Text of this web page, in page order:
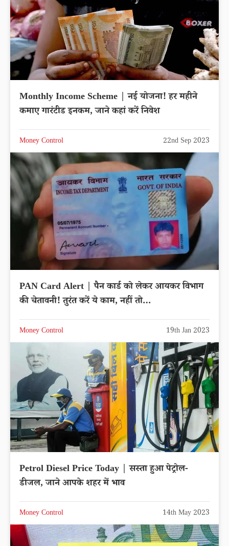
Monthly Income Scheme | नई योजना! हर महीने
कमाए गारंटीड इनकम, जाने कहां करें निवेश
Money Control 22nd Sep 2023
PAN Card Alert | पैन कार्ड को लेकर आयकर विभाग
की चेतावनी! तुरंत करें ये काम, नहीं तो…
Money Control 19th Jan 2023
Petrol Diesel Price Today | सस्ता हुआ पेट्रोल-
डीजल, जाने आपके शहर में भाव
Money Control 14th May 2023